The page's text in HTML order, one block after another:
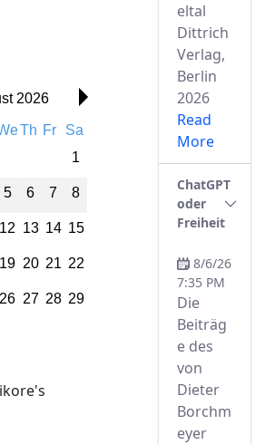
2026
Th Fr
Sa
1
5 6 7 8
12 13 14 15
19 20 21 22
26 27 28 29
eltal
Dittrich
Verlag,
Berlin
2026
Read
More
ChatGPT
oder
Freiheit
8/6/26
7:35 PM
Die
Beiträg
e des
von
Dieter
Borchm
eyer